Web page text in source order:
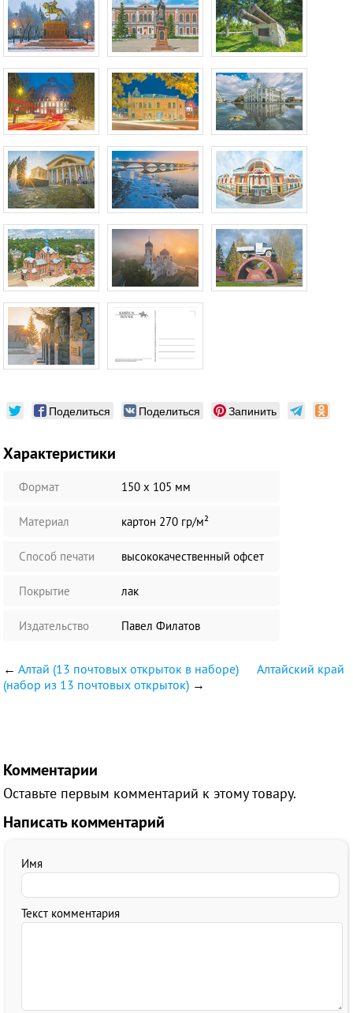
Поделиться Поделиться Запинить
Характеристики
Формат 150 х 105 мм
Материал картон 270 гр/м²
Способ печати высококачественный офсет
Покрытие лак
Издательство Павел Филатов
←Алтай (13 почтовых открыток в наборе)
Алтайский край
(набор из 13 почтовых открыток) →
Комментарии
Оставьте первым комментарий к этому товару.
Написать комментарий
Имя
Текст комментария